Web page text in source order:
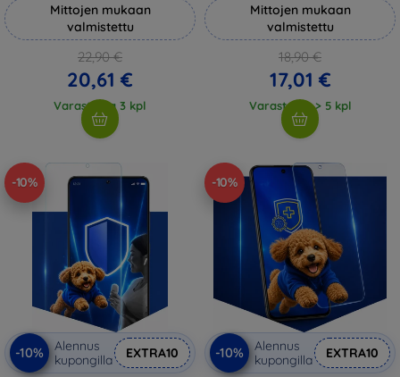
Mittojen mukaan
valmistettu
22,90 €
20,61 €
Varastossa 3 kpl
Mittojen mukaan
valmistettu
18,90 €
17,01 €
Varastossa > 5 kpl
-10%
-10%
Alennus
kupongilla
EXTRA10
-10%
-10%
Alennus
kupongilla
EXTRA10